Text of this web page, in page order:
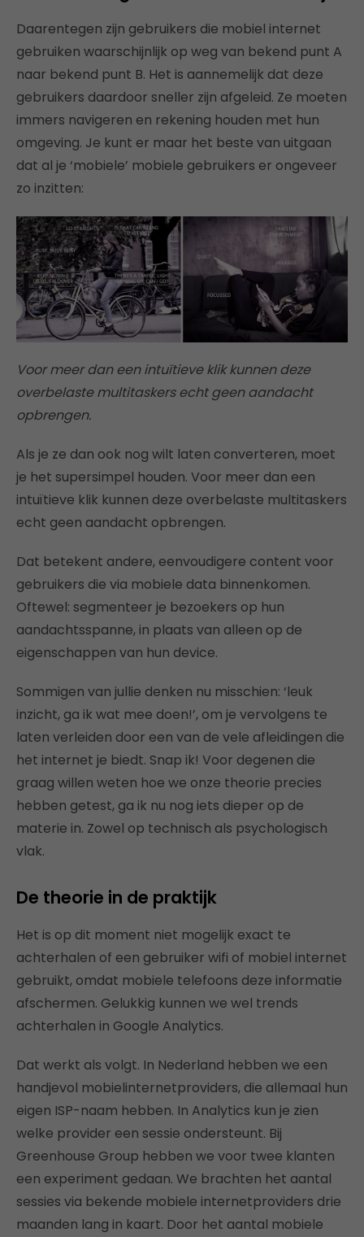
Daarentegen zijn gebruikers die mobiel internet
gebruiken waarschijnlijk op weg van bekend punt A
naar bekend punt B. Het is aannemelijk dat deze
gebruikers daardoor sneller zijn afgeleid. Ze moeten
immers navigeren en rekening houden met hun
omgeving. Je kunt er maar het beste van uitgaan
dat al je ‘mobiele’ mobiele gebruikers er ongeveer
zo inzitten:
Voor meer dan een intuïtieve klik kunnen deze
overbelaste multitaskers echt geen aandacht
opbrengen.
Als je ze dan ook nog wilt laten converteren, moet
je het supersimpel houden. Voor meer dan een
intuïtieve klik kunnen deze overbelaste multitaskers
echt geen aandacht opbrengen.
Dat betekent andere, eenvoudigere content voor
gebruikers die via mobiele data binnenkomen.
Oftewel: segmenteer je bezoekers op hun
aandachtsspanne, in plaats van alleen op de
eigenschappen van hun device.
Sommigen van jullie denken nu misschien: ‘leuk
inzicht, ga ik wat mee doen!’, om je vervolgens te
laten verleiden door een van de vele afleidingen die
het internet je biedt. Snap ik! Voor degenen die
graag willen weten hoe we onze theorie precies
hebben getest, ga ik nu nog iets dieper op de
materie in. Zowel op technisch als psychologisch
vlak.
De theorie in de praktijk
Het is op dit moment niet mogelijk exact te
achterhalen of een gebruiker wifi of mobiel internet
gebruikt, omdat mobiele telefoons deze informatie
afschermen. Gelukkig kunnen we wel trends
achterhalen in Google Analytics.
Dat werkt als volgt. In Nederland hebben we een
handjevol mobielinternetproviders, die allemaal hun
eigen ISP-naam hebben. In Analytics kun je zien
welke provider een sessie ondersteunt. Bij
Greenhouse Group hebben we voor twee klanten
een experiment gedaan. We brachten het aantal
sessies via bekende mobiele internetproviders drie
maanden lang in kaart. Door het aantal mobiele